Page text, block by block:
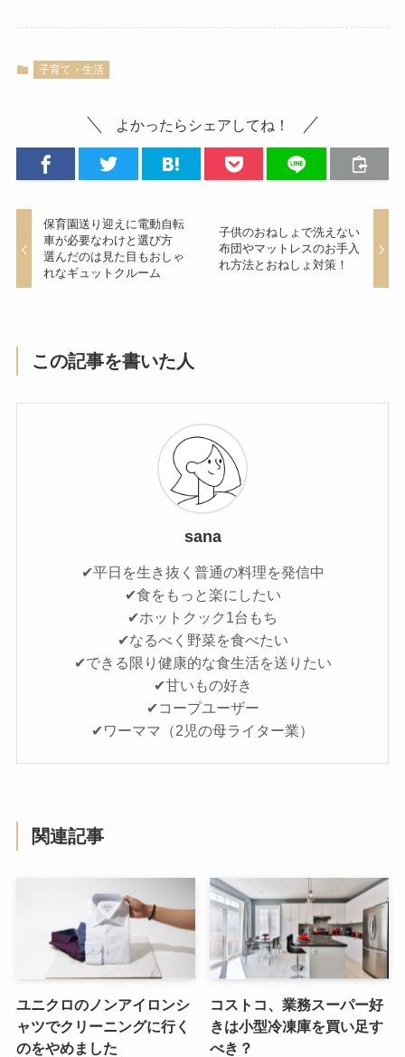
子育て・生活
よかったらシェアしてね！
保育園送り迎えに電動自転
車が必要なわけと選び方
選んだのは見た目もおしゃ
れなギュットクルーム
子供のおねしょで洗えない
布団やマットレスのお手入
れ方法とおねしょ対策！
この記事を書いた人
sana
✔平日を生き抜く普通の料理を発信中
✔食をもっと楽にしたい
✔ホットクック1台もち
✔なるべく野菜を食べたい
✔できる限り健康的な食生活を送りたい
✔甘いもの好き
✔コープユーザー
✔ワーママ（2児の母ライター業）
関連記事
ユニクロのノンアイロンシ
ャツでクリーニングに行く
のをやめました
コストコ、業務スーパー好
きは小型冷凍庫を買い足す
べき？